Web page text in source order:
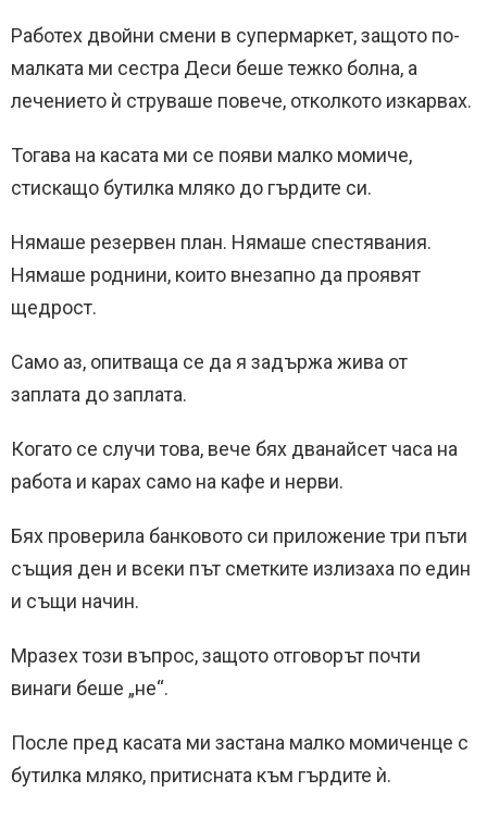
Работех двойни смени в супермаркет, защото по-
малката ми сестра Деси беше тежко болна, а
лечението ѝ струваше повече, отколкото изкарвах.
Тогава на касата ми се появи малко момиче,
стискащо бутилка мляко до гърдите си.
Нямаше резервен план. Нямаше спестявания.
Нямаше роднини, които внезапно да проявят
щедрост.
Само аз, опитваща се да я задържа жива от
заплата до заплата.
Когато се случи това, вече бях дванайсет часа на
работа и карах само на кафе и нерви.
Бях проверила банковото си приложение три пъти
същия ден и всеки път сметките излизаха по един
и същи начин.
Мразех този въпрос, защото отговорът почти
винаги беше „не“.
После пред касата ми застана малко момиченце с
бутилка мляко, притисната към гърдите ѝ.